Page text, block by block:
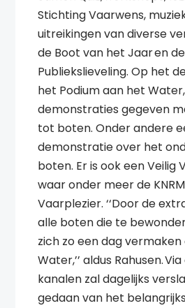
Stichting Vaarwens,
uitreikingen van diverse
de Boot van het Jaar en de
Publiekslieveling. Op het
het Podium aan het
demonstraties gegeven
tot boten. Onder andere
demonstratie over het
boten. Er is ook een Veilig
waar onder meer de
Vaarplezier. ‘‘Door de
alle boten die te
zich zo een dag
Water,’’ aldus Rahusen.
kanalen zal dagelijks
gedaan van het